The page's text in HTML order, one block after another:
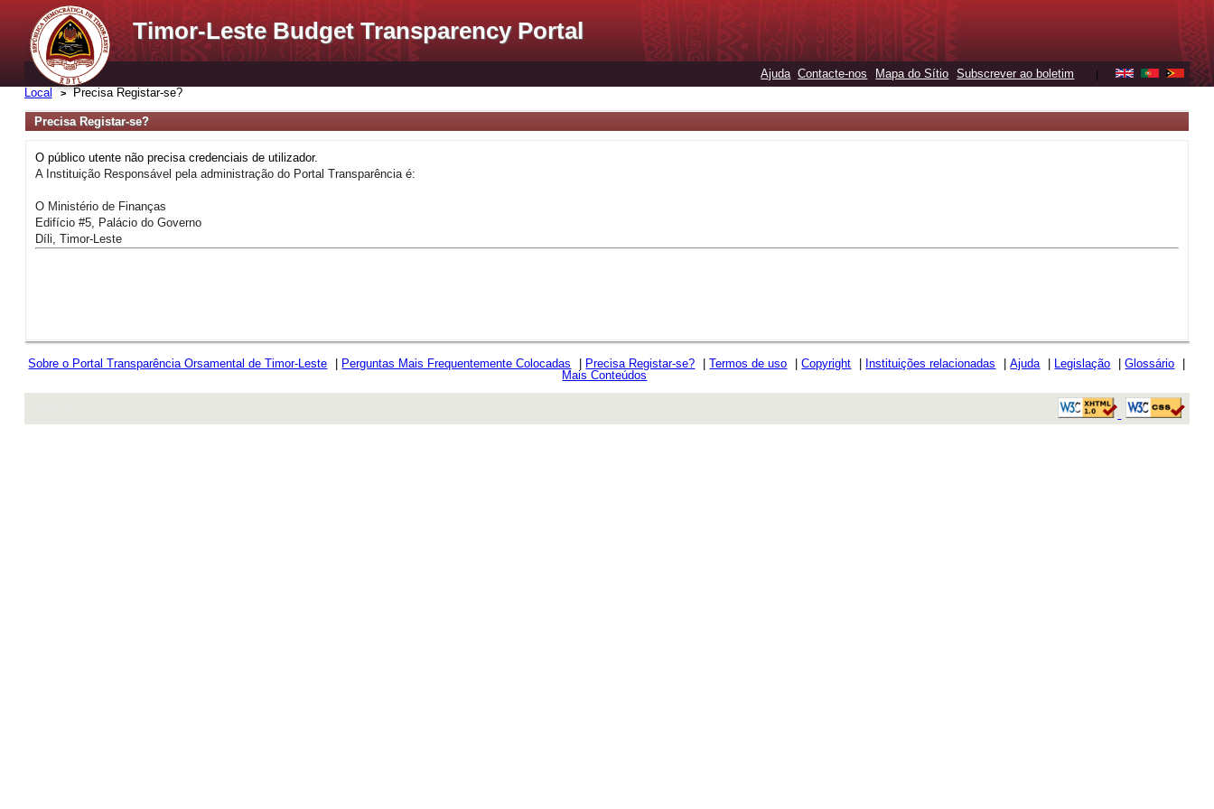
Timor-Leste Budget Transparency Portal
Ajuda Contacte-nos Mapa do Sítio Subscrever ao boletim
Local Precisa Registar-se?
Precisa Registar-se?
O público utente não precisa credenciais de utilizador.
A Instituição Responsável pela administração do Portal Transparência é:
O Ministério de Finanças
Edifício #5, Palácio do Governo
Díli, Timor-Leste
Sobre o Portal Transparência Orsamental de Timor-Leste Perguntas Mais Frequentemente Colocadas Precisa Registar-se? |Termos de uso |Copyright Instituições relacionadas |Ajuda Legislação |Glossário
Mais Conteúdos